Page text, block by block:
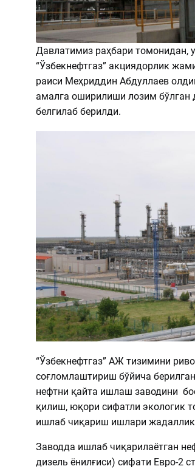
Давлатимиз раҳбари томонидан,
“Ўзбекнефтгаз” акциядорлик
раиси Меҳриддин Абдуллаев
амалга оширилиши лозим бўлган
белгилаб берилди.
“Ўзбекнефтгаз” АЖ тизимини
соғломлаштириш бўйича
нефтни қайта ишлаш заводини
қилиш, юқори сифатли экологик
ишлаб чиқариш ишлари
Заводда ишлаб чиқарилаётган
дизель ёнилғиси) сифати Евро-2